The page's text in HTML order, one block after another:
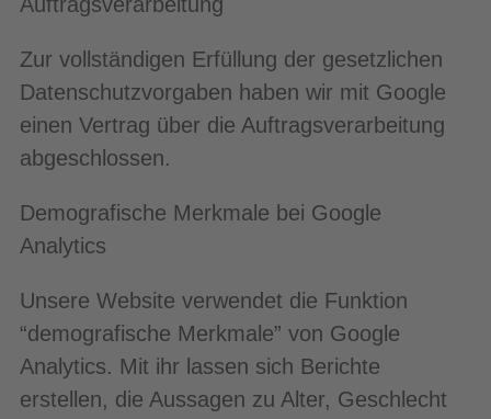
Zur vollständigen Erfüllung der gesetzlichen
Datenschutzvorgaben haben wir mit Google
einen Vertrag über die Auftragsverarbeitung
abgeschlossen.
Demografische Merkmale bei Google
Analytics
Unsere Website verwendet die Funktion
“demografische Merkmale” von Google
Analytics. Mit ihr lassen sich Berichte
erstellen, die Aussagen zu Alter, Geschlecht